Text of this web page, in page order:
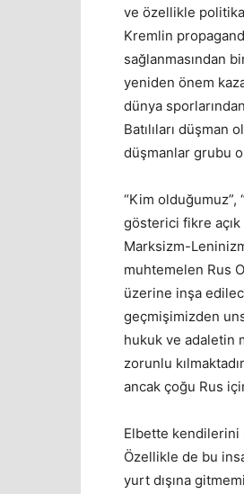
ve özellikle
Kremlin
sağlanmasından
yeniden önem
dünya
Batılıları düşman
düşmanlar grubu
“Kim
gösterici fikre
Marksizm-
muhtemelen Rus
üzerine inşa
geçmişimizden
hukuk ve adaletin
zorunlu
ancak çoğu Rus
Elbette kendilerini
Özellikle de bu
yurt dışına